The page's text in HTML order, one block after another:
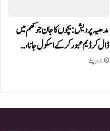
مدھیہ پردیش: بچوں کا جان جوکھم میں
ڈال کر ڈیم عبور کر کے اسکول جانا،…
1 دن پہلے